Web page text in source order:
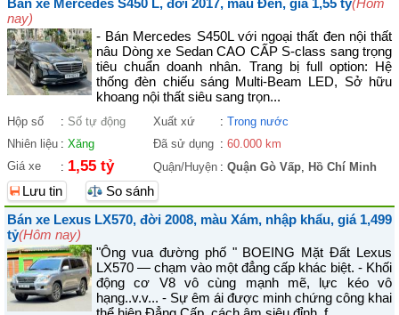
Bán xe Mercedes S450 L, đời 2017, màu Đen, giá 1,55 tỷ(Hôm
nay)
- Bán Mercedes S450L với ngoại thất đen nội thất
nâu Dòng xe Sedan CAO CẤP S-class sang trọng
tiêu chuẩn doanh nhân. Trang bị full option: Hệ
thống đèn chiếu sáng Multi-Beam LED, Sở hữu
khoang nội thất siêu sang trọn...
Hộp số : Số tự động Xuất xứ : Trong nước
Nhiên liệu : Xăng Đã sử dụng : 60.000 km
Giá xe
: 1,55 tỷ Quận/Huyện : Quận Gò Vấp, Hồ Chí Minh
Lưu tin
So sánh
Bán xe Lexus LX570, đời 2008, màu Xám, nhập khẩu, giá 1,499
tỷ(Hôm nay)
"Ông vua đường phố " BOEING Mặt Đất Lexus
LX570 — chạm vào một đẳng cấp khác biệt. - Khối
động cơ V8 vô cùng mạnh mẽ, lực kéo vô
hạng..v.v... - Sự êm ái được minh chứng công khai